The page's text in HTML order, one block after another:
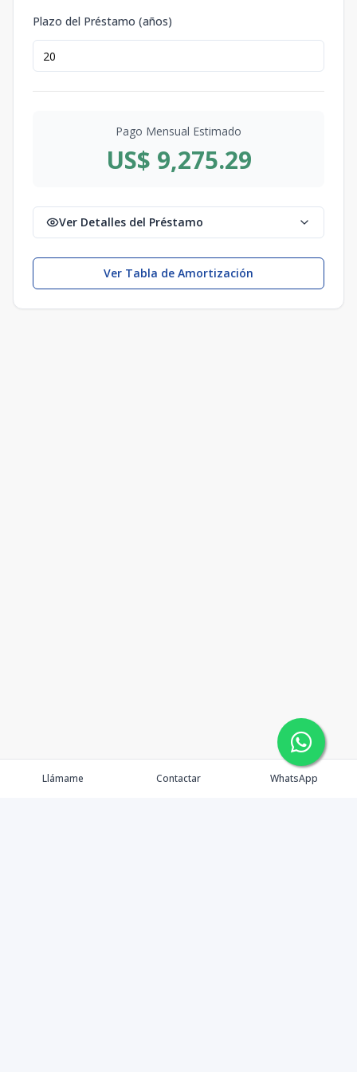
Plazo del Préstamo (años)
Pago Mensual Estimado
US$ 9,275.29
Ver Detalles del Préstamo
Ver Tabla de Amortización
Llámame Contactar WhatsApp